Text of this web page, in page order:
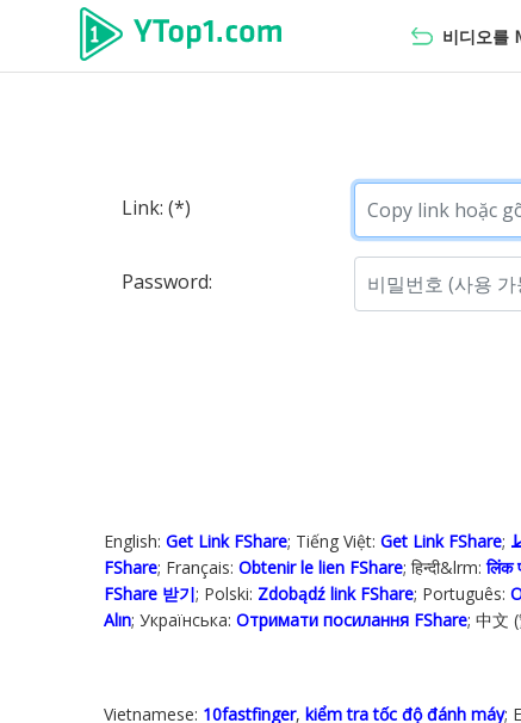
비디오를
Link: (*)
Password:
English: Get Link FShare; Tiếng Việt: Get Link FShare
FShare; Français: Obtenir le lien FShare; हिन्दी&lrm:लिंक
FShare 받기; Polski‎: Zdobądź link FShare; Português:
Alın; Українська‬: Отримати посилання FShare; 中文
Vietnamese: 10fastfinger, kiểm tra tốc độ đánh máy;